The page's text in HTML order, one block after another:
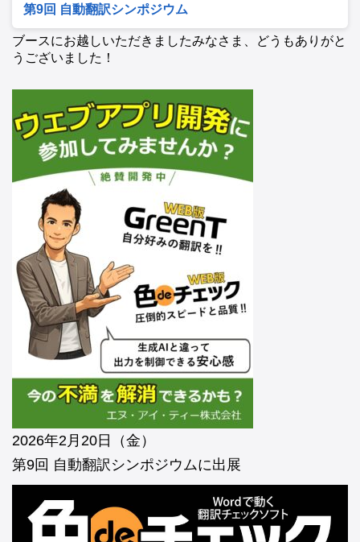
第9回 自動翻訳シンポジウム
ブースにお越しいただきましたみなさま、どうもありがと
うございました！
2026年2月20日（金）
第9回 自動翻訳シンポジウムに出展